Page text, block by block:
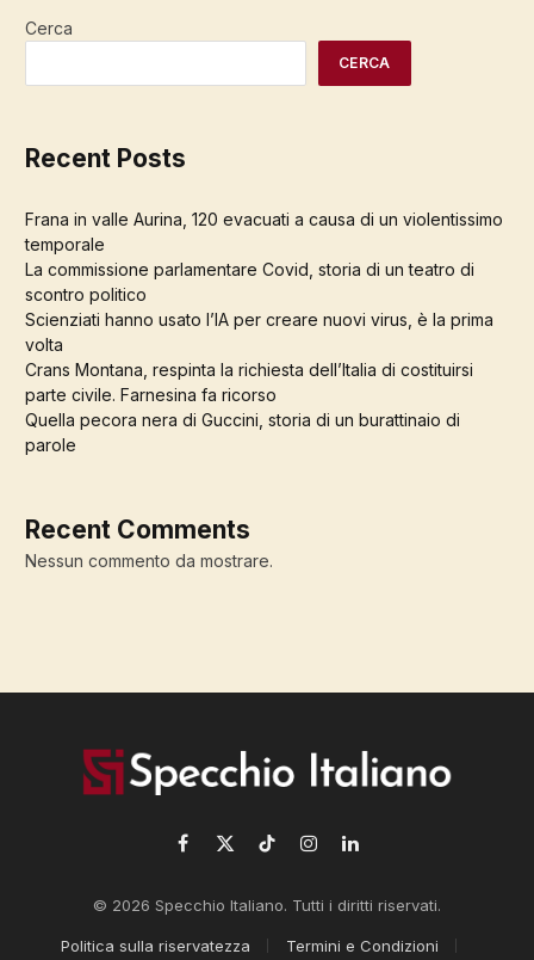
Cerca
CERCA
Recent Posts
Frana in valle Aurina, 120 evacuati a causa di un violentissimo
temporale
La commissione parlamentare Covid, storia di un teatro di
scontro politico
Scienziati hanno usato l’IA per creare nuovi virus, è la prima
volta
Crans Montana, respinta la richiesta dell’Italia di costituirsi
parte civile. Farnesina fa ricorso
Quella pecora nera di Guccini, storia di un burattinaio di
parole
Recent Comments
Nessun commento da mostrare.
Facebook
X
TikTokInstagramLinkedIn
© 2026 Specchio Italiano. Tutti i diritti riservati.
Politica sulla riservatezza
Termini e Condizioni